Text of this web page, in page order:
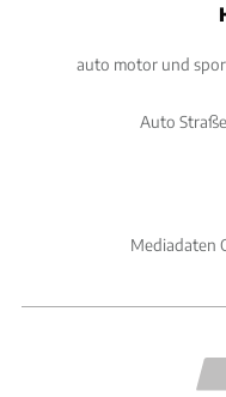
auto motor und
Auto
Mediadaten